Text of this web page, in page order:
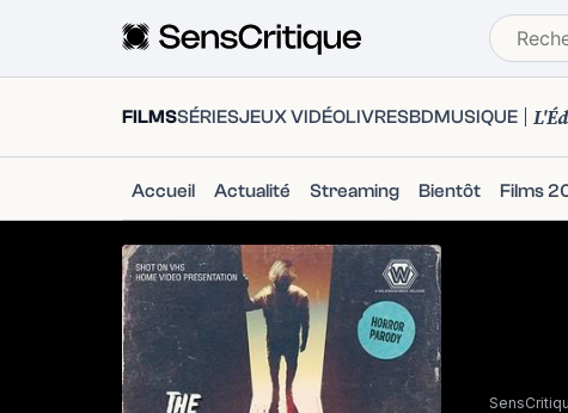
FILMSSÉRIESJEUX VIDÉOLIVRESBDMUSIQUE
Accueil Actualité Streaming Bientôt Films